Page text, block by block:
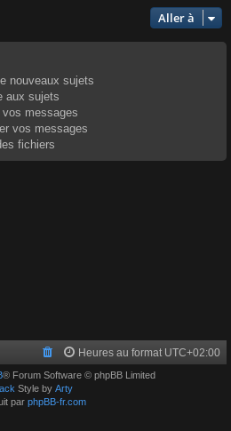
Aller à
nouveaux sujets
aux sujets
vos messages
vos messages
fichiers
Heures au format UTC+02:00
® Forum Software © phpBB Limited
Style by Arty
par phpBB-fr.com